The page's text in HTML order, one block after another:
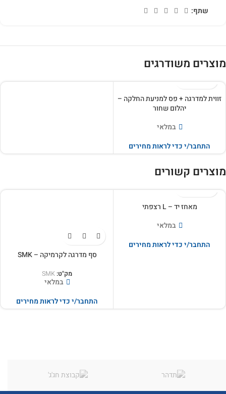
שתף:
מוצרים משודרגים
זווית למדרגה + פס למניעת החלקה –
יהלום שחור
במלאי
התחבר/י כדי לראות מחירים
מוצרים קשורים
מאחז יד – L רצפתי
במלאי
התחבר/י כדי לראות מחירים
סף מדרגה לקרמיקה – SMK
מק"ט: SMK
במלאי
התחבר/י כדי לראות מחירים